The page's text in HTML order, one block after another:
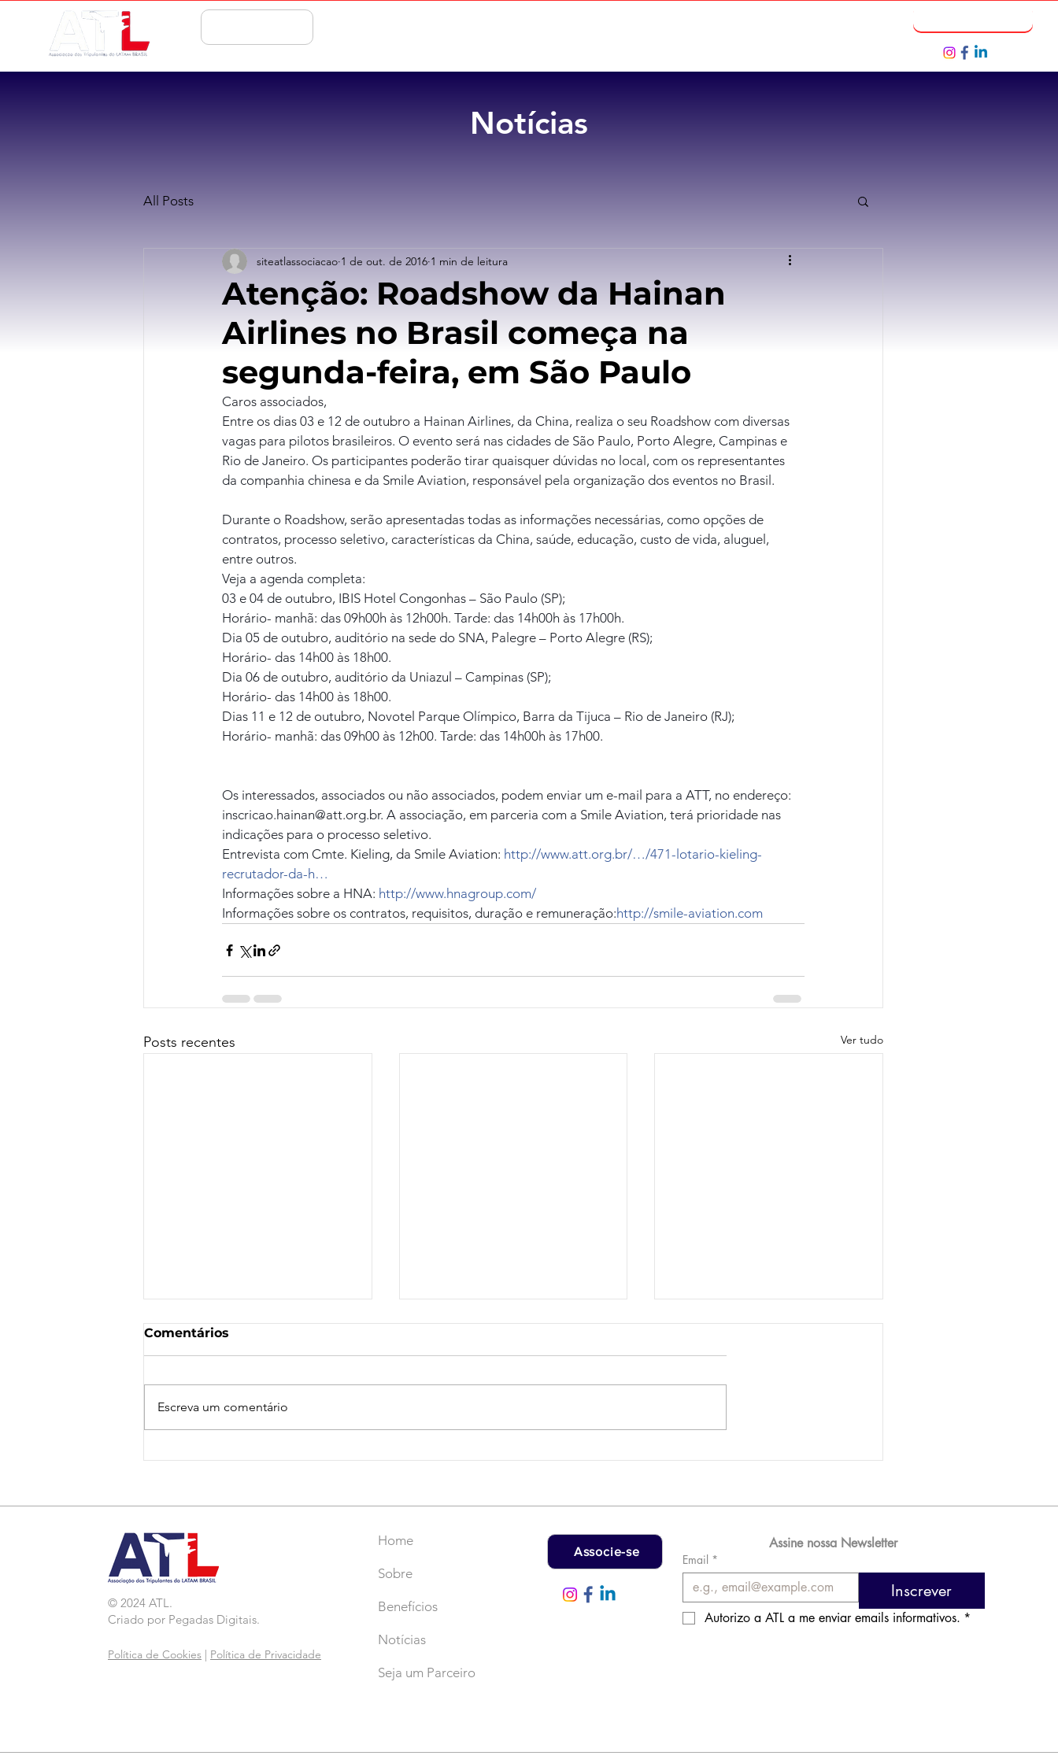
Notícias
All Posts
Atenção: Roadshow da Hainan
Airlines no Brasil começa na
segunda-feira, em São Paulo
siteatlassociacao 1 de out. de 2016 1 min de leitura
Caros associados,
Entre os dias 03 e 12 de outubro a Hainan Airlines, da China, realiza o seu Roadshow com diversas
vagas para pilotos brasileiros. O evento será nas cidades de São Paulo, Porto Alegre, Campinas e
Rio de Janeiro. Os participantes poderão tirar quaisquer dúvidas no local, com os representantes
da companhia chinesa e da Smile Aviation, responsável pela organização dos eventos no Brasil.
Durante o Roadshow, serão apresentadas todas as informações necessárias, como opções de
contratos, processo seletivo, características da China, saúde, educação, custo de vida, aluguel,
entre outros.
Veja a agenda completa:
03 e 04 de outubro, IBIS Hotel Congonhas – São Paulo (SP);
Horário- manhã: das 09h00h às 12h00h. Tarde: das 14h00h às 17h00h.
Dia 05 de outubro, auditório na sede do SNA, Palegre – Porto Alegre (RS);
Horário- das 14h00 às 18h00.
Dia 06 de outubro, auditório da Uniazul – Campinas (SP);
Horário- das 14h00 às 18h00.
Dias 11 e 12 de outubro, Novotel Parque Olímpico, Barra da Tijuca – Rio de Janeiro (RJ);
Horário- manhã: das 09h00 às 12h00. Tarde: das 14h00h às 17h00.
Os interessados, associados ou não associados, podem enviar um e-mail para a ATT, no endereço:
inscricao.hainan@att.org.br. A associação, em parceria com a Smile Aviation, terá prioridade nas
indicações para o processo seletivo.
Entrevista com Cmte. Kieling, da Smile Aviation: http://www.att.org.br/…/471-lotario-kieling-
recrutador-da-h…
Informações sobre a HNA: http://www.hnagroup.com/
Informações sobre os contratos, requisitos, duração e remuneração:http://smile-aviation.com
Posts recentes Ver tudo
Comentários
Escreva um comentário
© 2024 ATL.
Criado por Pegadas Digitais.
Política de Cookies Política de Privacidade
Home
Sobre
Benefícios
Notícias
Seja um Parceiro
Associe-se
Assine nossa Newsletter
Email *
Inscrever
Autorizo a ATL a me enviar emails informativos. *